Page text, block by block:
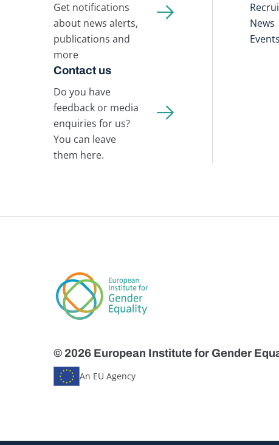
Get notifications
about news alerts,
publications and
more
Contact us
Do you have
feedback or media
enquiries for us?
You can leave
them here.
News
Events
© 2026 European Institute for Gender
An EU Agency